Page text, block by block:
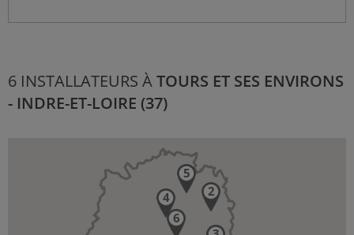
6 INSTALLATEURS ÀTOURS ET SES ENVIRONS
- INDRE-ET-LOIRE (37)